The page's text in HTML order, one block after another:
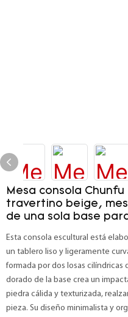
Mesa consola
travertino beige,
de una sola base
Esta consola escultural está
un tablero liso y ligeramente
formada por dos losas cilíndricas
dorado de la base crea un
piedra cálida y texturizada,
pieza. Su diseño minimalista y